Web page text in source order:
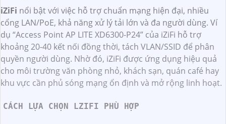
iZiFi nổi bật với việc hỗ trợ chuẩn mạng hiện đại, nhiều
cổng LAN/PoE, khả năng xử lý tải lớn và đa người dùng. Ví
dụ “Access Point AP LITE XD6300-P24” của iZiFi hỗ trợ
khoảng 20-40 kết nối đồng thời, tách VLAN/SSID để phân
quyền người dùng. Nhờ đó, iZiFi được ứng dụng hiệu quả
cho môi trường văn phòng nhỏ, khách sạn, quán café hay
khu vực cần phủ sóng mạng ổn định và mở rộng linh hoạt.
CÁCH LỰA CHỌN LZIFI PHÙ HỢP